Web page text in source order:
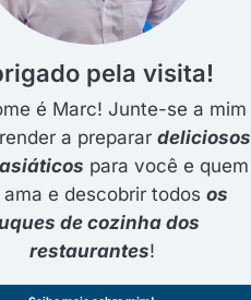
pela visita!
é Marc! Junte-se a mim
a preparar deliciosos
para você e quem
e descobrir todos os
de cozinha dos
restaurantes!